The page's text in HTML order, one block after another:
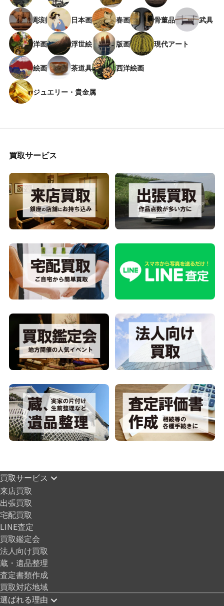
彫刻 日本画 春画 骨董品 武具
洋画 浮世絵 版画 現代アート
絵画 茶道具 西洋絵画
ジュエリー・貴金属
買取サービス
買取サービス
来店買取
出張買取
宅配買取
LINE査定
買取鑑定会
法人向け買取
蔵・遺品整理
査定書類作成
買取対応地域
選ばれる理由